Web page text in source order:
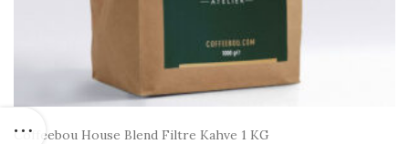
Coffeebou House Blend Filtre Kahve 1 KG